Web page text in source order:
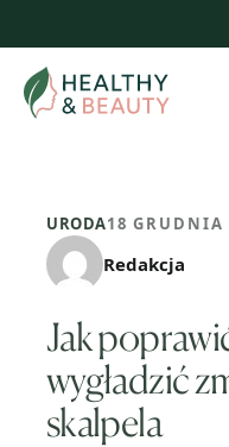
treści
URODA18 GRUDNIA
Redakcja
Jak
wygładzić
skalpela